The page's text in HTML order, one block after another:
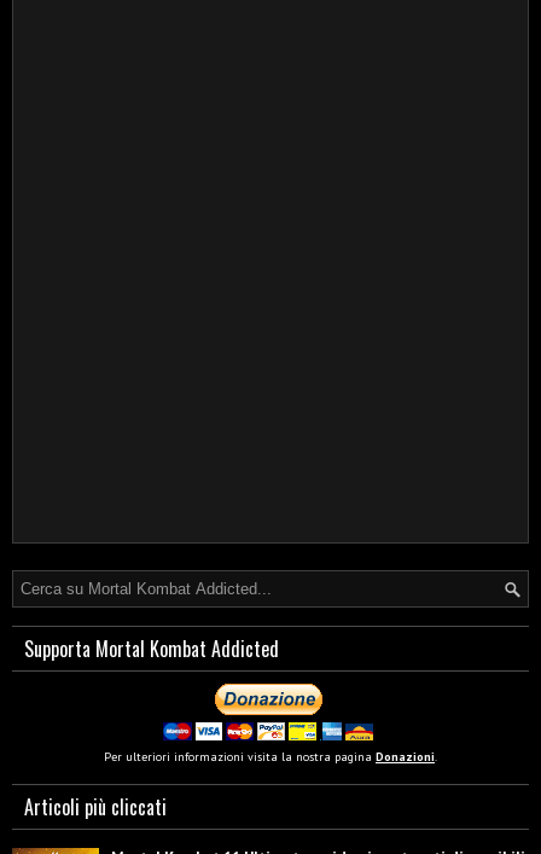
Supporta Mortal Kombat Addicted
Per ulteriori informazioni visita la nostra pagina Donazioni.
Articoli più cliccati